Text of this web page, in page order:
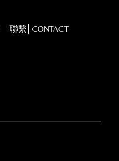
聯繫│CONTACT